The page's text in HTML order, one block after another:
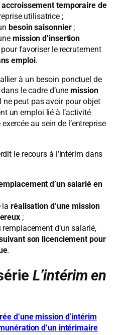
accroissement temporaire de
utilisatrice ;
besoin saisonnier;
mission d’insertion
pour favoriser le recrutement
emploi.
à un besoin ponctuel de
le cadre d’unemission
ne peut pas avoir pour objet
un emploi lié à l’activité
au sein de l’entreprise
le recours à l’intérim dans
d’un salarié en
la réalisation d’une mission
;
d’un salarié,
son licenciement pour
.
L’intérim en
d’une mission d’intérim
d’un intérimaire